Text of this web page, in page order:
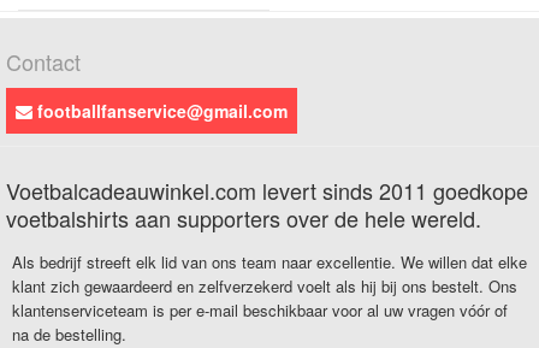
Contact
footballfanservice@gmail.com
Voetbalcadeauwinkel.com levert sinds 2011 goedkope
voetbalshirts aan supporters over de hele wereld.
Als bedrijf streeft elk lid van ons team naar excellentie. We willen dat elke
klant zich gewaardeerd en zelfverzekerd voelt als hij bij ons bestelt. Ons
klantenserviceteam is per e-mail beschikbaar voor al uw vragen vóór of
na de bestelling.